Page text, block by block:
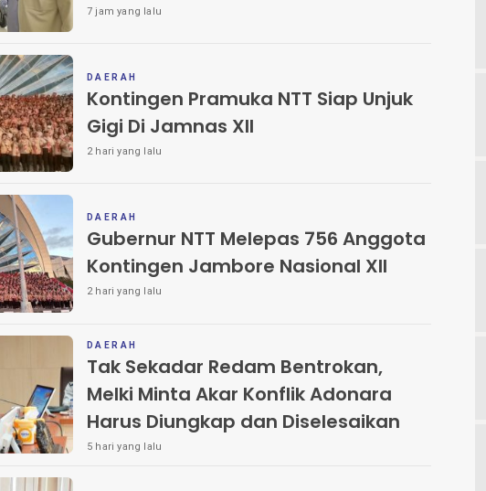
7 jam yang lalu
DAERAH
Kontingen Pramuka NTT Siap Unjuk
Gigi Di Jamnas XII
2 hari yang lalu
DAERAH
Gubernur NTT Melepas 756 Anggota
Kontingen Jambore Nasional XII
2 hari yang lalu
DAERAH
Tak Sekadar Redam Bentrokan,
Melki Minta Akar Konflik Adonara
Harus Diungkap dan Diselesaikan
5 hari yang lalu